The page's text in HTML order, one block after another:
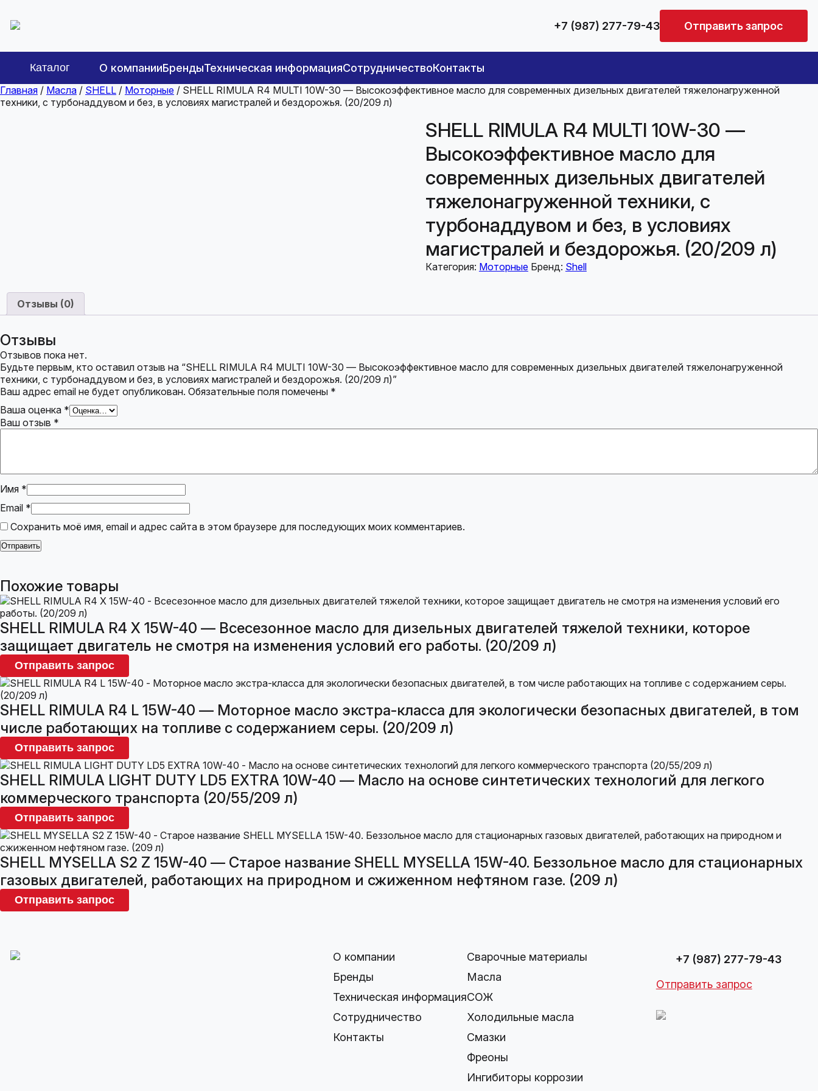
+7 (987) 277-79-43 Отправить запрос
Каталог О компанииБрендыТехническая информацияСотрудничествоКонтакты
Главная / Масла / SHELL / Моторные / SHELL RIMULA R4 MULTI 10W-30 — Высокоэффективное масло для современных дизельных двигателей тяжелонагруженной
техники, с турбонаддувом и без, в условиях магистралей и бездорожья. (20/209 л)
SHELL RIMULA R4 MULTI 10W-30 —
Высокоэффективное масло для
современных дизельных двигателей
тяжелонагруженной техники, с
турбонаддувом и без, в условиях
магистралей и бездорожья. (20/209 л)
Категория: Моторные Бренд: Shell
Отзывы (0)
Отзывы
Отзывов пока нет.
Будьте первым, кто оставил отзыв на “SHELL RIMULA R4 MULTI 10W-30 — Высокоэффективное масло для современных дизельных двигателей тяжелонагруженной
техники, с турбонаддувом и без, в условиях магистралей и бездорожья. (20/209 л)”
Ваш адрес email не будет опубликован. Обязательные поля помечены *
Ваша оценка *
Ваш отзыв *
Имя *
Email *
Сохранить моё имя, email и адрес сайта в этом браузере для последующих моих комментариев.
Похожие товары
SHELL RIMULA R4 X 15W-40 — Всесезонное масло для дизельных двигателей тяжелой техники, которое
защищает двигатель не смотря на изменения условий его работы. (20/209 л)
Отправить запрос
SHELL RIMULA R4 L 15W-40 — Моторное масло экстра-класса для экологически безопасных двигателей, в том
числе работающих на топливе с содержанием серы. (20/209 л)
Отправить запрос
SHELL RIMULA LIGHT DUTY LD5 EXTRA 10W-40 — Масло на основе синтетических технологий для легкого
коммерческого транспорта (20/55/209 л)
Отправить запрос
SHELL MYSELLA S2 Z 15W-40 — Старое название SHELL MYSELLA 15W-40. Беззольное масло для стационарных
газовых двигателей, работающих на природном и сжиженном нефтяном газе. (209 л)
Отправить запрос
О компании
Бренды
Техническая информация
Сотрудничество
Контакты
Сварочные материалы
Масла
СОЖ
Холодильные масла
Смазки
Фреоны
Ингибиторы коррозии
+7 (987) 277-79-43
Отправить запрос